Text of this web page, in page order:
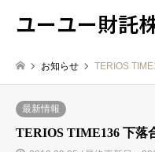
ユーユー財託
お知らせ TERIOS
最新情報
TERIOS TIME136 下落